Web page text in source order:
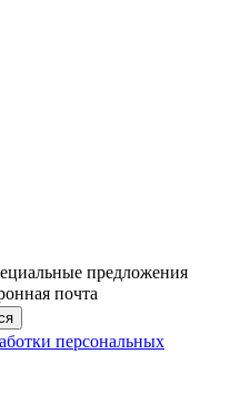
предложения
почта
персональных